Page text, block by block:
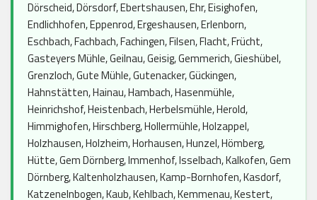
Dörscheid, Dörsdorf, Ebertshausen, Ehr, Eisighofen,
Endlichhofen, Eppenrod, Ergeshausen, Erlenborn,
Eschbach, Fachbach, Fachingen, Filsen, Flacht, Frücht,
Gasteyers Mühle, Geilnau, Geisig, Gemmerich, Gieshübel,
Grenzloch, Gute Mühle, Gutenacker, Gückingen,
Hahnstätten, Hainau, Hambach, Hasenmühle,
Heinrichshof, Heistenbach, Herbelsmühle, Herold,
Himmighofen, Hirschberg, Hollermühle, Holzappel,
Holzhausen, Holzheim, Horhausen, Hunzel, Hömberg,
Hütte, Gem Dörnberg, Immenhof, Isselbach, Kalkofen, Gem
Dörnberg, Kaltenholzhausen, Kamp-Bornhofen, Kasdorf,
Katzenelnbogen, Kaub, Kehlbach, Kemmenau, Kestert,